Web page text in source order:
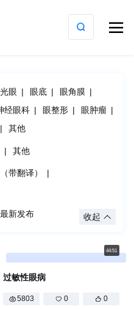

眼 眼底
眼角膜
经眼科 眼整形
眼肿瘤
其他
其他
带翻译）
最新发布 收起
44:51
过敏性眼病
5803 0 0